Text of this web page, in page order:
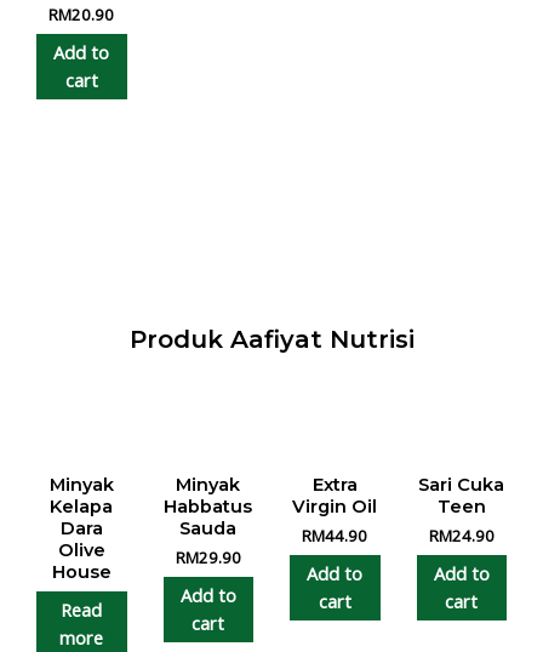
RM20.90
Add to
cart
Produk Aafiyat Nutrisi
Minyak
Kelapa
Dara
Olive
House
Read
more
Minyak
Habbatus
Sauda
RM29.90
Add to
cart
Extra
Virgin Oil
RM44.90
Add to
cart
Sari Cuka
Teen
RM24.90
Add to
cart